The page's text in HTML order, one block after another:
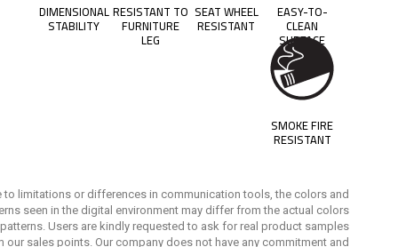
EASY-TO-
CLEAN
SURFACE
SEAT WHEEL
RESISTANT
RESISTANT TO
FURNITURE
LEG
DIMENSIONAL
STABILITY
SMOKE FIRE
RESISTANT
to limitations or differences in communication tools, the colors and
seen in the digital environment may differ from the actual colors
Users are kindly requested to ask for real product samples
our sales points. Our company does not have any commitment and